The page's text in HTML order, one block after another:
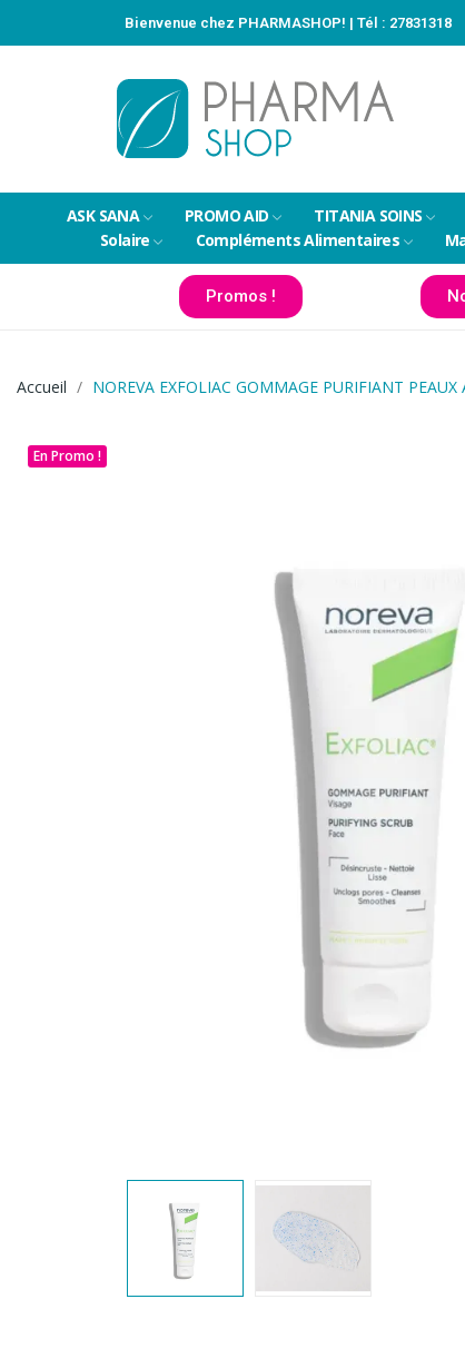
Bienvenue chez PHARMASHOP! | Tél : 27831318
ASK SANA PROMO AID TITANIA SOINS
Solaire
Compléments Alimentaires
Promos !
Accueil NOREVA EXFOLIAC GOMMAGE PURIFIANT
En Promo !